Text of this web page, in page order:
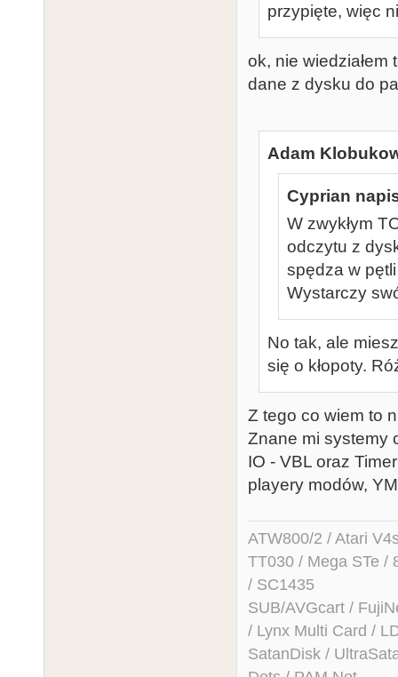
przypięte, więc
ok, nie wiedziałem
dane z dysku do
Adam
Cyprian
W zwykłym
odczytu z
spędza w
Wystarczy
No tak, ale
się o kłopoty.
Z tego co wiem to
Znane mi systemy
IO - VBL oraz
playery modów,
ATW800/2 / Atari
TT030 / Mega STe /
/ SC1435
SUB/AVGcart /
/ Lynx Multi Card /
SatanDisk /